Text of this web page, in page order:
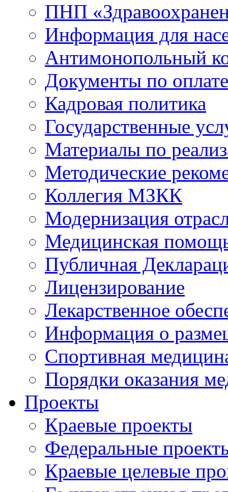
ПНП
Информация для
Антимонопольный
Документы по
Кадровая политика
Государственные
Материалы по
Методические
Коллегия МЗКК
Модернизация
Медицинская
Публичная
Лицензирование
Лекарственное
Информация о
Спортивная
Порядки оказания
Проекты
Краевые проекты
Федеральные
Краевые целевые